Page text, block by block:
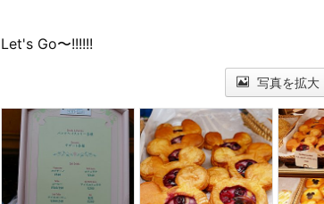
Let's Go〜!!!!!!
写真を拡大